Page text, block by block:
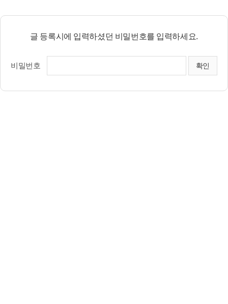
글 등록시에 입력하셨던 비밀번호를 입력하세요.
비밀번호